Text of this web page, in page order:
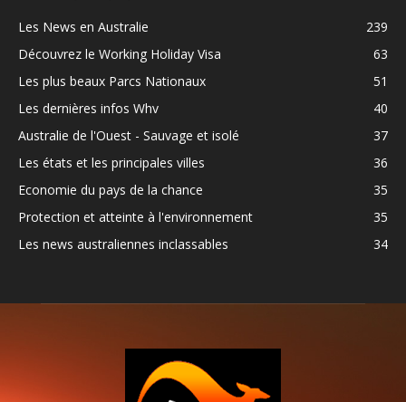
Les News en Australie
239
Découvrez le Working Holiday Visa
63
Les plus beaux Parcs Nationaux
51
Les dernières infos Whv
40
Australie de l'Ouest - Sauvage et isolé
37
Les états et les principales villes
36
Economie du pays de la chance
35
Protection et atteinte à l'environnement
35
Les news australiennes inclassables
34